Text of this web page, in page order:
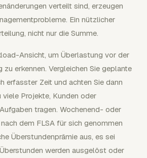
verteilt sind, erzeugen
Ein nützlicher
nicht nur die Summe.
Ansicht, um Überlastung vor der
erkennen. Vergleichen Sie geplante
erfasster Zeit und achten Sie dann
viele Projekte, Kunden oder
tragen. Wochenend- oder
dem FLSA für sich genommen
Überstundenprämie aus, es sei
werden ausgelöst oder